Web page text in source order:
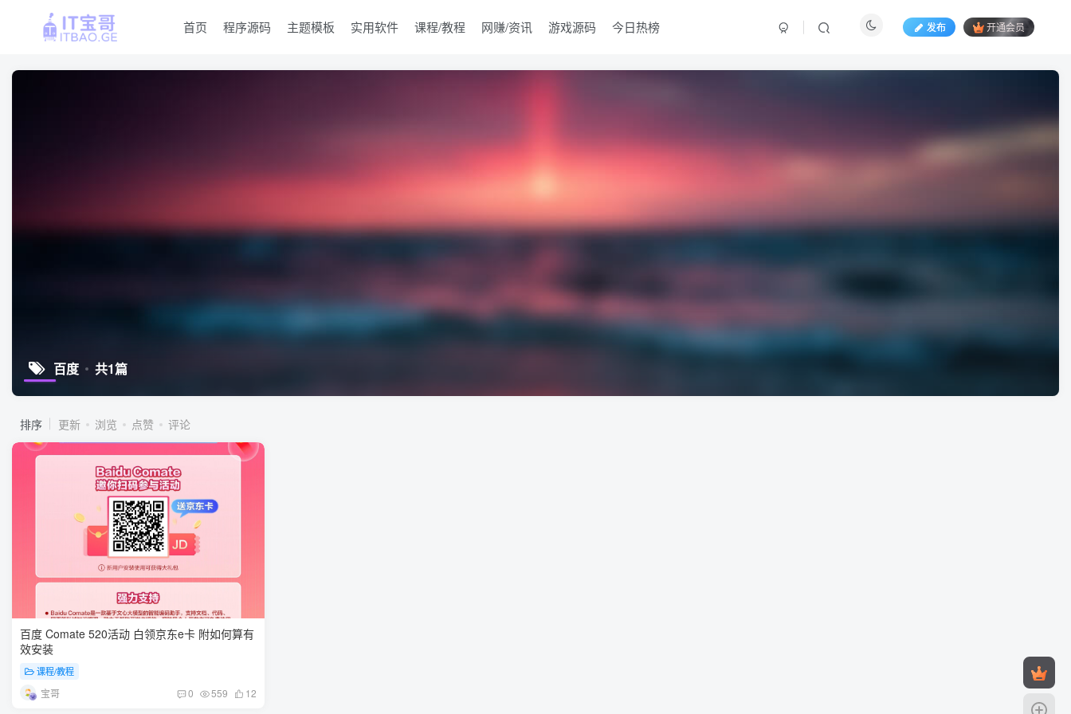
首页 程序源码 主题模板 实用软件 课程/教程 网赚/资讯 游戏源码 今日热榜 发布 开通会员
百度 共1篇
排序 更新 浏览 点赞 评论
百度 Comate 520活动 白领京东e卡 附如何算有
效安装
课程/教程
宝哥 0 559 12